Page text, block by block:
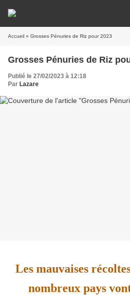
Accueil » Grosses Pénuries de Riz pour 2023
Grosses Pénuries de Riz
Publié le 27/02/2023 à 12:18
Par Lazare
Les mauvaises
nombreux pays